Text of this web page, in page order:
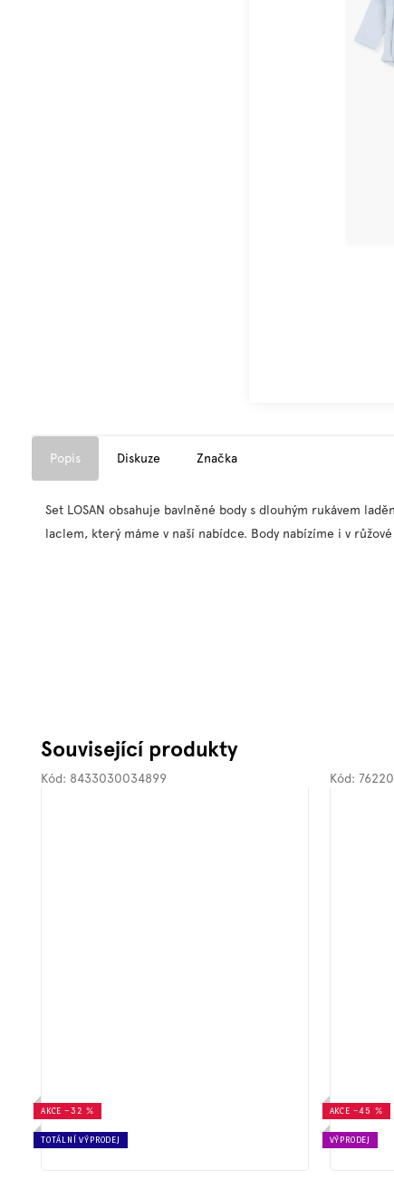
Popis Diskuze Značka
Set LOSAN obsahuje bavlněné body s dlouhým rukávem
laclem, který máme v naší nabídce. Body nabízíme i v
Související produkty
AKCE –32 %
TOTÁLNÍ VÝPRODEJ
Kód: 8433030034899
AKCE –45 %
VÝPRODEJ
Kód: